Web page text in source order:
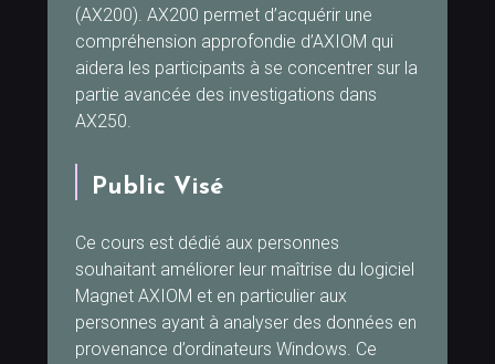
(AX200). AX200 permet d’acquérir une
compréhension approfondie d’AXIOM qui
aidera les participants à se concentrer sur la
partie avancée des investigations dans
AX250.
Public Visé
Ce cours est dédié aux personnes
souhaitant améliorer leur maîtrise du logiciel
Magnet AXIOM et en particulier aux
personnes ayant à analyser des données en
provenance d’ordinateurs Windows. Ce